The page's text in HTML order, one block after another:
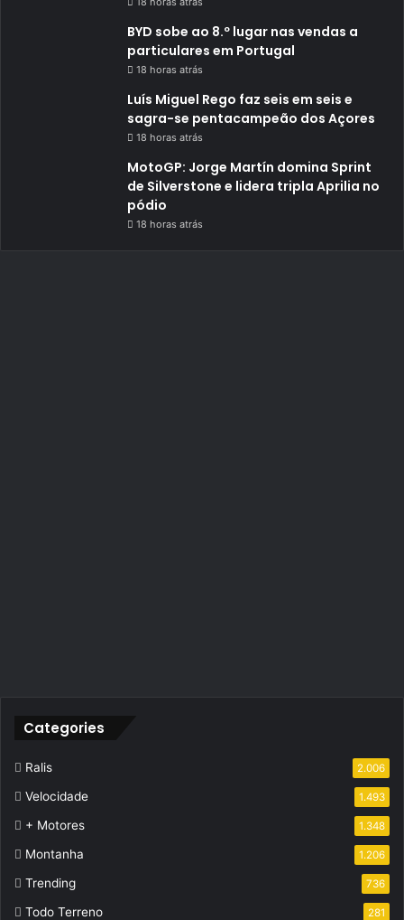
BYD sobe ao 8.º lugar nas vendas a
particulares em Portugal
18 horas atrás
Luís Miguel Rego faz seis em seis e
sagra-se pentacampeão dos Açores
18 horas atrás
MotoGP: Jorge Martín domina Sprint
de Silverstone e lidera tripla Aprilia no
pódio
18 horas atrás
Categories
Ralis 2.006
Velocidade 1.493
+ Motores 1.348
Montanha 1.206
Trending 736
Todo Terreno 281